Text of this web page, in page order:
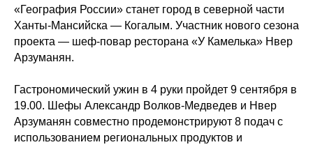
«География России» станет город в северной части
Ханты-Мансийска — Когалым. Участник нового сезона
проекта — шеф-повар ресторана «У Камелька» Нвер
Арзуманян.
Гастрономический ужин в 4 руки пройдет 9 сентября в
19.00. Шефы Александр Волков-Медведев и Нвер
Арзуманян совместно продемонстрируют 8 подач с
использованием региональных продуктов и